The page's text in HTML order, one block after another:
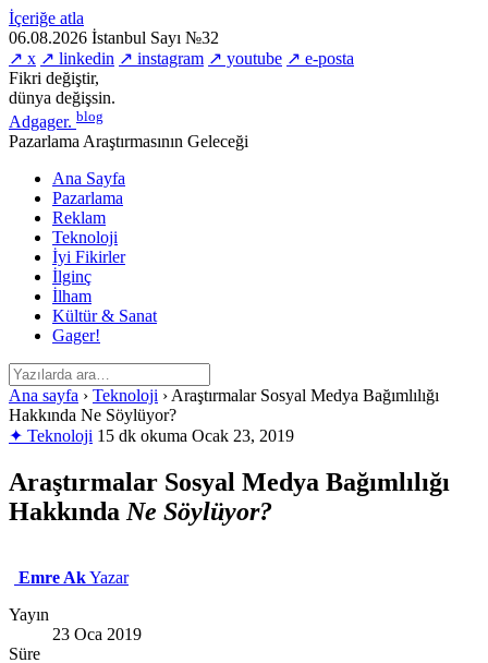
İçeriğe atla
06.08.2026 İstanbul Sayı №32
↗ x ↗ linkedin ↗ instagram ↗ youtube ↗ e-posta
Fikri değiştir,
dünya değişsin.
Adgager. blog
Pazarlama Araştırmasının Geleceği
Ana Sayfa
Pazarlama
Reklam
Teknoloji
İyi Fikirler
İlginç
İlham
Kültür & Sanat
Gager!
Ana sayfa › Teknoloji › Araştırmalar Sosyal Medya Bağımlılığı
Hakkında Ne Söylüyor?
✦ Teknoloji 15 dk okuma Ocak 23, 2019
Araştırmalar Sosyal Medya Bağımlılığı
HakkındaNe Söylüyor?
Emre AkYazar
Yayın
23 Oca 2019
Süre